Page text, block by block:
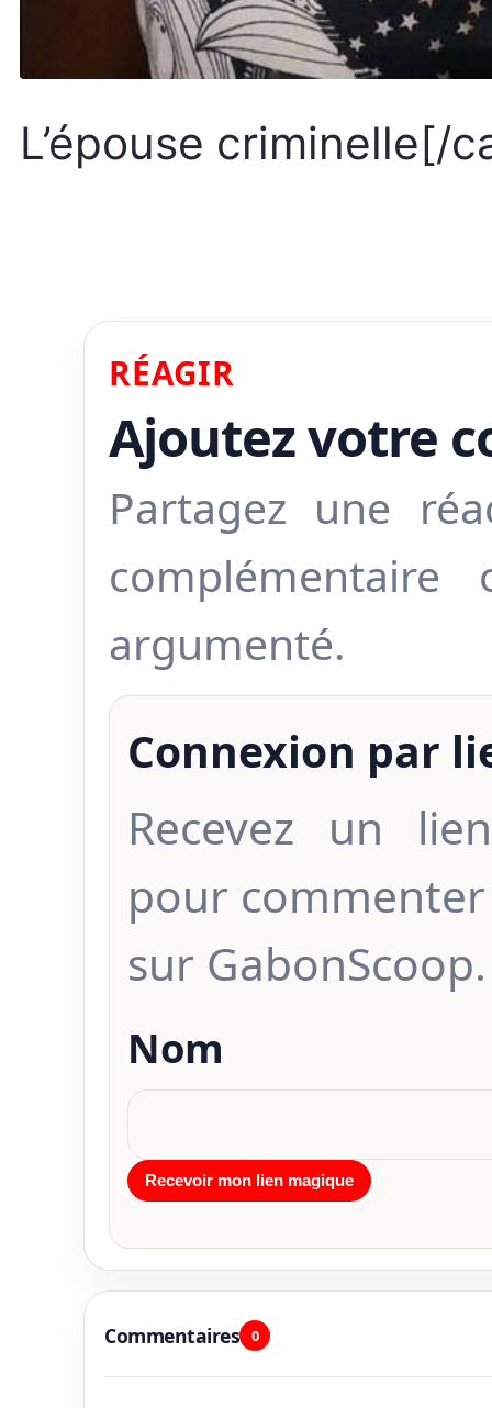
L’épouse criminelle[/
RÉAGIR
Ajoutez votre
Partagez une
argumenté.
Connexion par
Recevez un
pour
sur GabonScoop.
Nom
Commentaires 0